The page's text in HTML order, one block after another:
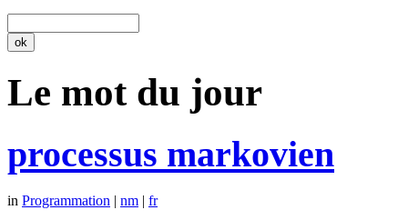
Le mot du jour
processus markovien
in Programmation | nm | fr